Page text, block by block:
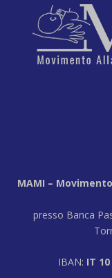
MAMI –
presso Banca
IBAN: IT